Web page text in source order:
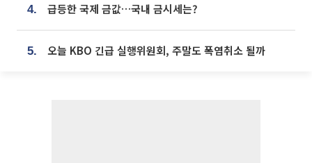
4. 급등한 국제 금값…국내 금시세는?
5. 오늘 KBO 긴급 실행위원회, 주말도 폭염취소 될까